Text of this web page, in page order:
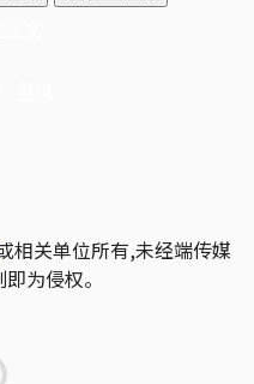
相关单位所有,未经端传媒
为侵权。